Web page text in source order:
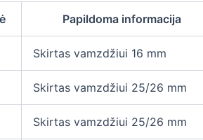
Papildoma informacija
Skirtas vamzdžiui 16 mm
Skirtas vamzdžiui 25/26 mm
Skirtas vamzdžiui 25/26 mm